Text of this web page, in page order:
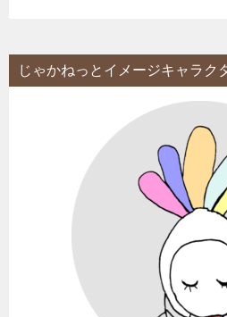
じゃかねっとイメージキャラク